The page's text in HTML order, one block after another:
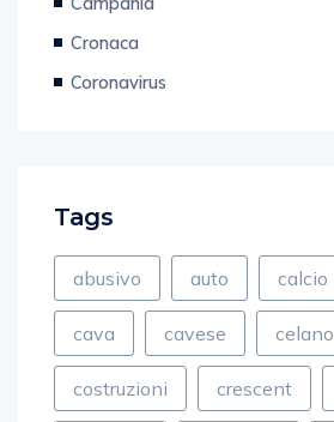
Cronaca
Coronavirus
Tags
abusivo auto calcio
cava cavese celano
costruzioni crescent